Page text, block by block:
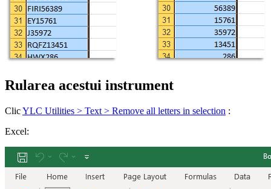
Rularea acestui instrument
ClicYLC Utilities > Text > Remove all letters in selection :
Excel: